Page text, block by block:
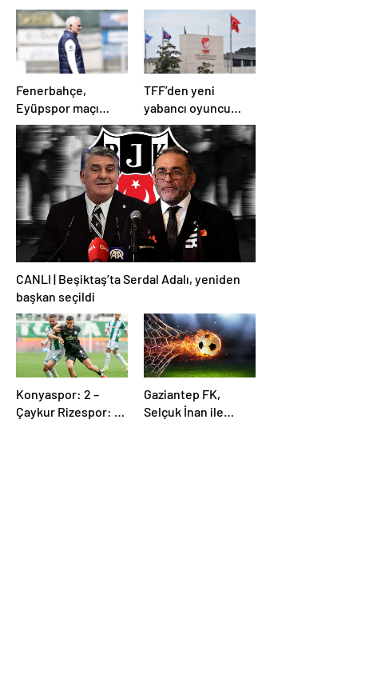
Fenerbahçe,
Eyüpspor maçı
hazırlıklarına devam
etti
TFF’den yeni
yabancı oyuncu
kuralına revize!
CANLI | Beşiktaş’ta Serdal Adalı, yeniden
başkan seçildi
Konyaspor: 2 –
Çaykur Rizespor: 1 |
Gaziantep FK,
Selçuk İnan ile